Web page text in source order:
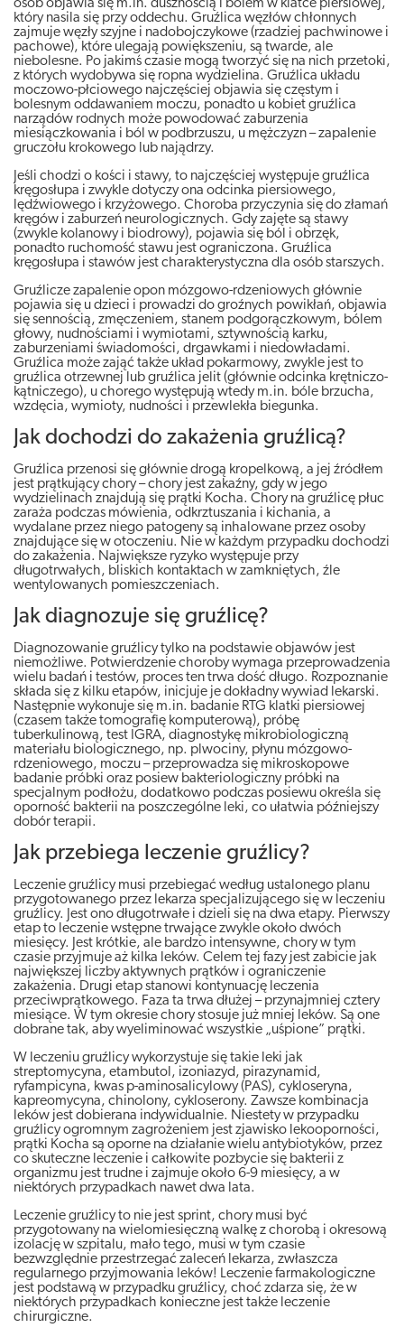
osób objawia się m.in. dusznością i bólem w klatce piersiowej,
który nasila się przy oddechu. Gruźlica węzłów chłonnych
zajmuje węzły szyjne i nadobojczykowe (rzadziej pachwinowe i
pachowe), które ulegają powiększeniu, są twarde, ale
niebolesne. Po jakimś czasie mogą tworzyć się na nich przetoki,
z których wydobywa się ropna wydzielina. Gruźlica układu
moczowo-płciowego najczęściej objawia się częstym i
bolesnym oddawaniem moczu, ponadto u kobiet gruźlica
narządów rodnych może powodować zaburzenia
miesiączkowania i ból w podbrzuszu, u mężczyzn – zapalenie
gruczołu krokowego lub najądrzy.
Jeśli chodzi o kości i stawy, to najczęściej występuje gruźlica
kręgosłupa i zwykle dotyczy ona odcinka piersiowego,
lędźwiowego i krzyżowego. Choroba przyczynia się do złamań
kręgów i zaburzeń neurologicznych. Gdy zajęte są stawy
(zwykle kolanowy i biodrowy), pojawia się ból i obrzęk,
ponadto ruchomość stawu jest ograniczona. Gruźlica
kręgosłupa i stawów jest charakterystyczna dla osób starszych.
Gruźlicze zapalenie opon mózgowo-rdzeniowych głównie
pojawia się u dzieci i prowadzi do groźnych powikłań, objawia
się sennością, zmęczeniem, stanem podgorączkowym, bólem
głowy, nudnościami i wymiotami, sztywnością karku,
zaburzeniami świadomości, drgawkami i niedowładami.
Gruźlica może zająć także układ pokarmowy, zwykle jest to
gruźlica otrzewnej lub gruźlica jelit (głównie odcinka krętniczo-
kątniczego), u chorego występują wtedy m.in. bóle brzucha,
wzdęcia, wymioty, nudności i przewlekła biegunka.
Jak dochodzi do zakażenia gruźlicą?
Gruźlica przenosi się głównie drogą kropelkową, a jej źródłem
jest prątkujący chory – chory jest zakaźny, gdy w jego
wydzielinach znajdują się prątki Kocha. Chory na gruźlicę płuc
zaraża podczas mówienia, odkrztuszania i kichania, a
wydalane przez niego patogeny są inhalowane przez osoby
znajdujące się w otoczeniu. Nie w każdym przypadku dochodzi
do zakażenia. Największe ryzyko występuje przy
długotrwałych, bliskich kontaktach w zamkniętych, źle
wentylowanych pomieszczeniach.
Jak diagnozuje się gruźlicę?
Diagnozowanie gruźlicy tylko na podstawie objawów jest
niemożliwe. Potwierdzenie choroby wymaga przeprowadzenia
wielu badań i testów, proces ten trwa dość długo. Rozpoznanie
składa się z kilku etapów, inicjuje je dokładny wywiad lekarski.
Następnie wykonuje się m.in. badanie RTG klatki piersiowej
(czasem także tomografię komputerową), próbę
tuberkulinową, test IGRA, diagnostykę mikrobiologiczną
materiału biologicznego, np. plwociny, płynu mózgowo-
rdzeniowego, moczu – przeprowadza się mikroskopowe
badanie próbki oraz posiew bakteriologiczny próbki na
specjalnym podłożu, dodatkowo podczas posiewu określa się
oporność bakterii na poszczególne leki, co ułatwia późniejszy
dobór terapii.
Jak przebiega leczenie gruźlicy?
Leczenie gruźlicy musi przebiegać według ustalonego planu
przygotowanego przez lekarza specjalizującego się w leczeniu
gruźlicy. Jest ono długotrwałe i dzieli się na dwa etapy. Pierwszy
etap to leczenie wstępne trwające zwykle około dwóch
miesięcy. Jest krótkie, ale bardzo intensywne, chory w tym
czasie przyjmuje aż kilka leków. Celem tej fazy jest zabicie jak
największej liczby aktywnych prątków i ograniczenie
zakażenia. Drugi etap stanowi kontynuację leczenia
przeciwprątkowego. Faza ta trwa dłużej – przynajmniej cztery
miesiące. W tym okresie chory stosuje już mniej leków. Są one
dobrane tak, aby wyeliminować wszystkie „uśpione” prątki.
W leczeniu gruźlicy wykorzystuje się takie leki jak
streptomycyna, etambutol, izoniazyd, pirazynamid,
ryfampicyna, kwas p-aminosalicylowy (PAS), cykloseryna,
kapreomycyna, chinolony, cykloserony. Zawsze kombinacja
leków jest dobierana indywidualnie. Niestety w przypadku
gruźlicy ogromnym zagrożeniem jest zjawisko lekooporności,
prątki Kocha są oporne na działanie wielu antybiotyków, przez
co skuteczne leczenie i całkowite pozbycie się bakterii z
organizmu jest trudne i zajmuje około 6-9 miesięcy, a w
niektórych przypadkach nawet dwa lata.
Leczenie gruźlicy to nie jest sprint, chory musi być
przygotowany na wielomiesięczną walkę z chorobą i okresową
izolację w szpitalu, mało tego, musi w tym czasie
bezwzględnie przestrzegać zaleceń lekarza, zwłaszcza
regularnego przyjmowania leków! Leczenie farmakologiczne
jest podstawą w przypadku gruźlicy, choć zdarza się, że w
niektórych przypadkach konieczne jest także leczenie
chirurgiczne.